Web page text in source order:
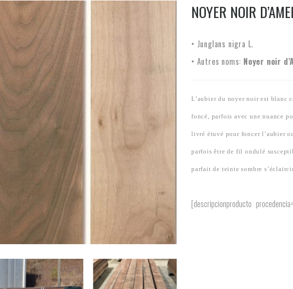
NOYER NOIR
• Junglans nigra L.
• Autres noms: Noyer noir
L’aubier du noyer noir est blanc
foncé, parfois avec une nuance
livré étuvé pour foncer l’aubier
parfois être de fil ondulé
parfait de teinte sombre
[descripcionproducto procedencia=